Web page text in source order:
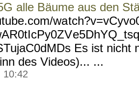
alle Bäume aus den
wa
Es ist nicht
des Videos)... ...
10:42